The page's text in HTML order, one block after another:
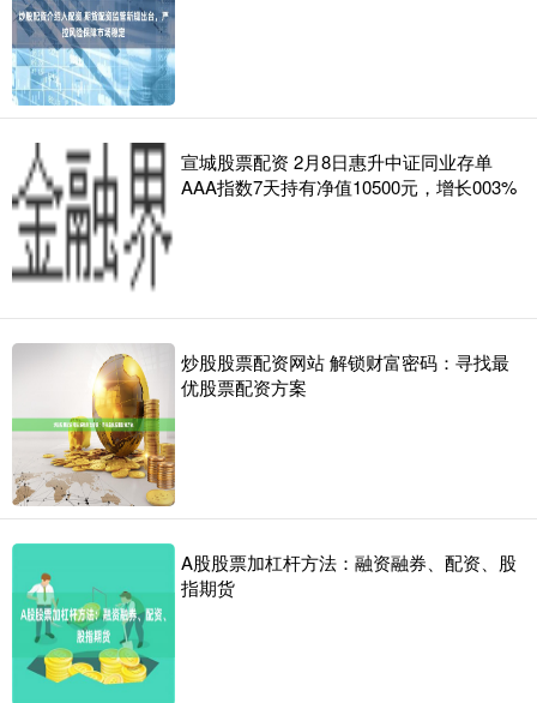
宣城股票配资 2月8日惠升中证同业存单
AAA指数7天持有净值10500元，增长003%
炒股股票配资网站 解锁财富密码：寻找最
优股票配资方案
A股股票加杠杆方法：融资融券、配资、股
指期货